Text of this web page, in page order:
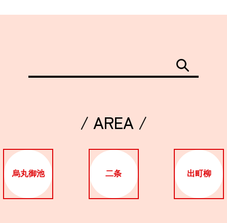
/ AREA /
烏丸御池 二条 出町柳